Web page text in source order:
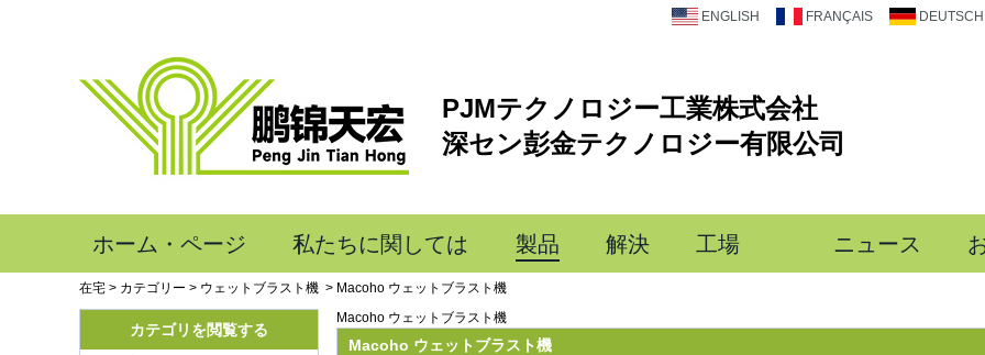
ENGLISH FRANÇAIS
PJMテクノロジー工業株式会社
深セン彭金テクノロジー有限公司
ホーム・ページ 私たちに関しては 製品 解決 工場 ニュース
在宅 > カテゴリー > ウェットブラスト機 > Macoho ウェットブラスト機
カテゴリを閲覧する
Macoho ウェットブラスト機
Macoho ウェットブラスト機